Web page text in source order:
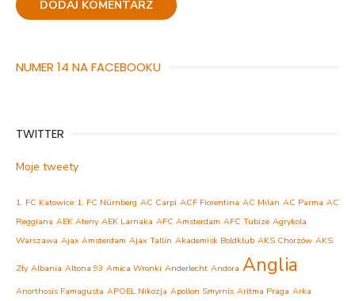
NUMER 14 NA FACEBOOKU
TWITTER
Moje tweety
1. FC Katowice 1. FC Nürnberg AC Carpi ACF Fiorentina AC Milan AC Parma AC
Reggiana AEK Ateny AEK Larnaka AFC Amsterdam AFC Tubize Agrykola
Warszawa Ajax Amsterdam Ajax Tallin Akademisk Boldklub AKS Chorzów AKS
Zły Albania Altona 93 Amica Wronki Anderlecht Andora Anglia
Anorthosis Famagusta APOEL Nikozja Apollon Smyrnis Aritma Praga Arka